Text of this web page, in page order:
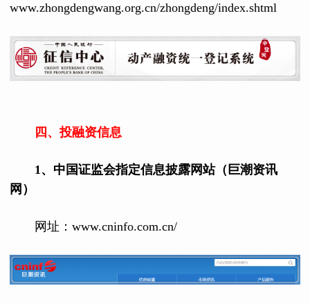
www.zhongdengwang.org.cn/zhongdeng/index.shtml
四、投融资信息
1、中国证监会指定信息披露网站（巨潮资讯
网）
网址：www.cninfo.com.cn/